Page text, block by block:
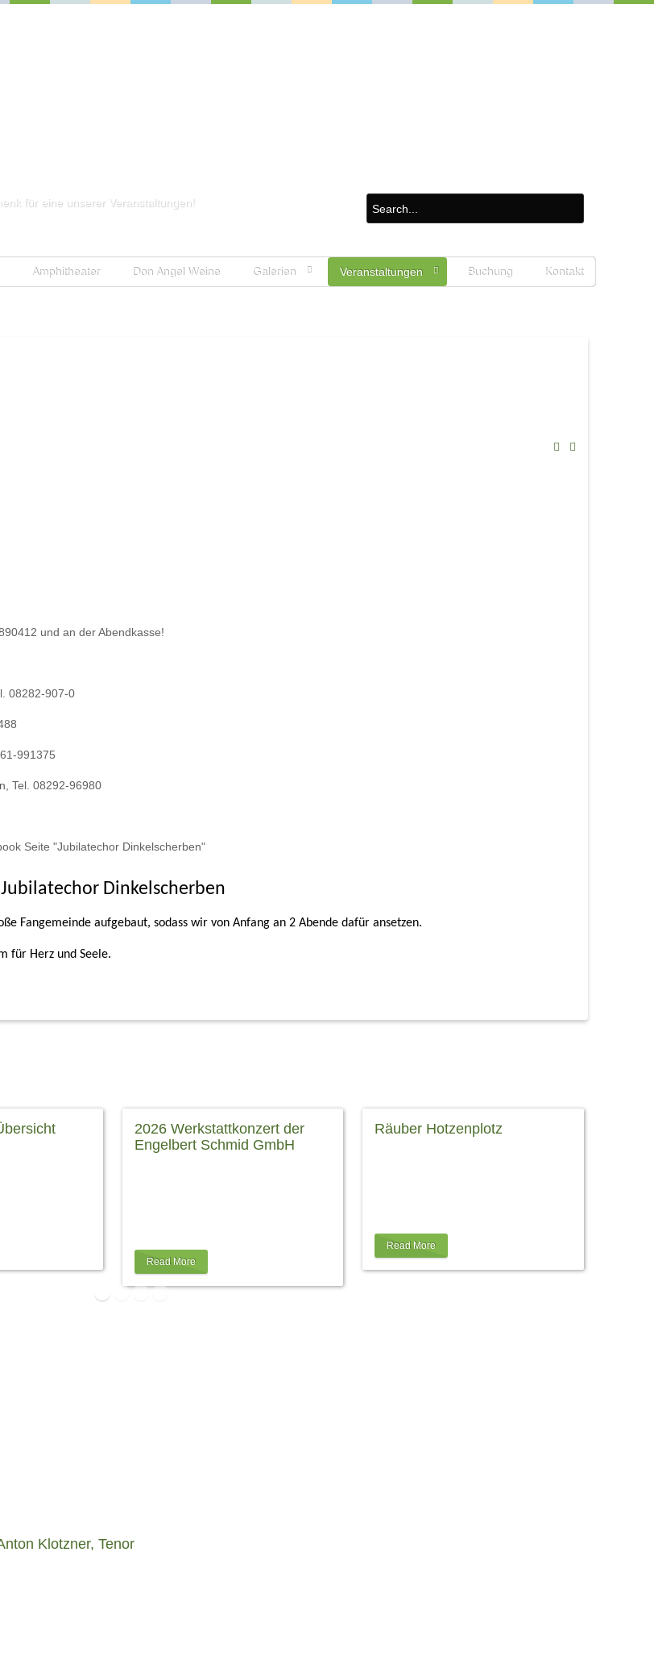
für eine unserer Veranstaltungen!
Amphitheater Don Angel Weine Galerien Veranstaltungen Buchung Kontakt
und an der Abendkasse!
08282-907-0
991375
Tel. 08292-96980
Seite "Jubilatechor Dinkelscherben"
Jubilatechor Dinkelscherben
Fangemeinde aufgebaut, sodass wir von Anfang an 2 Abende dafür ansetzen.
für Herz und Seele.
2026 Werkstattkonzert der
Engelbert Schmid GmbH
Read More
Räuber Hotzenplotz
Read More
Klotzner, Tenor